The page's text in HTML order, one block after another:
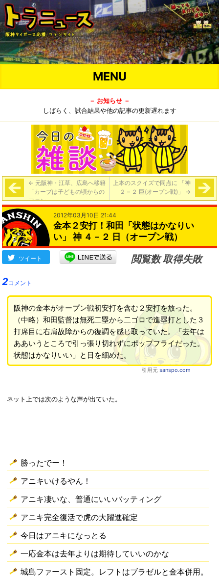
MENU
－ お知らせ －
しばらく、試合結果や他の記事の更新遅れます
← 元阪神・江草、広島へ移籍
「カープは子どもの頃からの
ファン」
上本のスクイズで同点に 「神
２ – ２ 巨(オープン戦)」 →
2012年03月10日 21:44
金本２安打！和田「状態はかなりい
い」 神 ４－２ 日（オープン戦）
ツイート
閲覧数 取得失敗
2コメント
阪神の金本がオープン戦初安打を含む２安打を放った。
（中略）和田監督は無死二塁から二ゴロで進塁打とした３
打席目に右肩故障からの復調を感じ取っていた。「去年は
ああいうところで引っ張り切れずにポップフライだった。
状態はかなりいい」と目を細めた。
引用元 sanspo.com
ネット上では次のような声が出ていた。
勝ったでー！
アニキいけるやん！
アニキ凄いな、普通にいいバッティング
アニキ完全復活で虎の大躍進確定
今日はアニキになっとる
一応金本は去年よりは期待していいのかな
城島ファースト固定。レフトはブラゼルと金本併用。